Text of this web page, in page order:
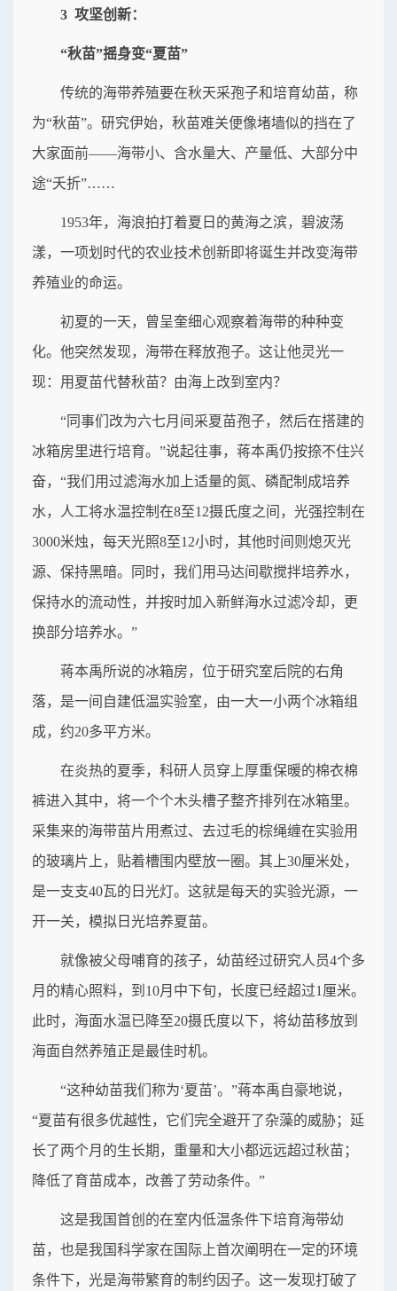
3 攻坚创新：
“秋苗”摇身变“夏苗”
传统的海带养殖要在秋天采孢子和培育幼苗，称
为“秋苗”。研究伊始，秋苗难关便像堵墙似的挡在了
大家面前——海带小、含水量大、产量低、大部分中
途“夭折”……
1953年，海浪拍打着夏日的黄海之滨，碧波荡
漾，一项划时代的农业技术创新即将诞生并改变海带
养殖业的命运。
初夏的一天，曾呈奎细心观察着海带的种种变
化。他突然发现，海带在释放孢子。这让他灵光一
现：用夏苗代替秋苗？由海上改到室内？
“同事们改为六七月间采夏苗孢子，然后在搭建的
冰箱房里进行培育。”说起往事，蒋本禹仍按捺不住兴
奋，“我们用过滤海水加上适量的氮、磷配制成培养
水，人工将水温控制在8至12摄氏度之间，光强控制在
3000米烛，每天光照8至12小时，其他时间则熄灭光
源、保持黑暗。同时，我们用马达间歇搅拌培养水，
保持水的流动性，并按时加入新鲜海水过滤冷却，更
换部分培养水。”
蒋本禹所说的冰箱房，位于研究室后院的右角
落，是一间自建低温实验室，由一大一小两个冰箱组
成，约20多平方米。
在炎热的夏季，科研人员穿上厚重保暖的棉衣棉
裤进入其中，将一个个木头槽子整齐排列在冰箱里。
采集来的海带苗片用煮过、去过毛的棕绳缠在实验用
的玻璃片上，贴着槽围内壁放一圈。其上30厘米处，
是一支支40瓦的日光灯。这就是每天的实验光源，一
开一关，模拟日光培养夏苗。
就像被父母哺育的孩子，幼苗经过研究人员4个多
月的精心照料，到10月中下旬，长度已经超过1厘米。
此时，海面水温已降至20摄氏度以下，将幼苗移放到
海面自然养殖正是最佳时机。
“这种幼苗我们称为‘夏苗’。”蒋本禹自豪地说，
“夏苗有很多优越性，它们完全避开了杂藻的威胁；延
长了两个月的生长期，重量和大小都远远超过秋苗；
降低了育苗成本，改善了劳动条件。”
这是我国首创的在室内低温条件下培育海带幼
苗，也是我国科学家在国际上首次阐明在一定的环境
条件下，光是海带繁育的制约因子。这一发现打破了